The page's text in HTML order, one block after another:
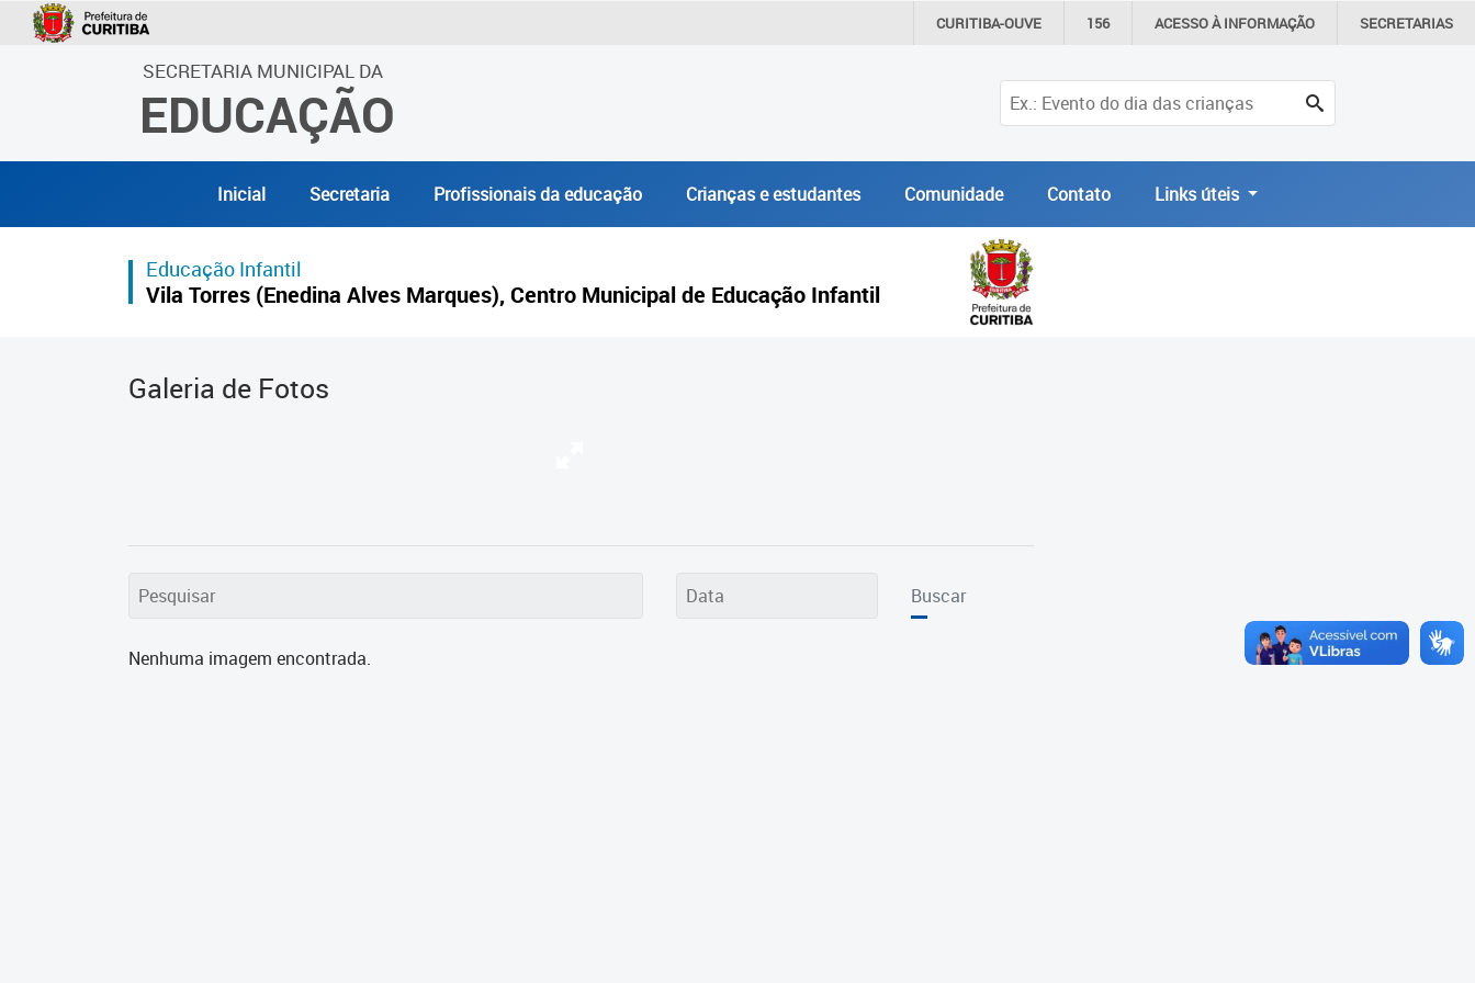
CURITIBA-OUVE 156 ACESSO ÀINFORMAÇÃO SECRETARIAS
SECRETARIA MUNICIPAL DA
EDUCAÇÃO
Inicial Secretaria Profissionais da educação Crianças e estudantes Comunidade Contato Links úteis
Educação Infantil
Vila Torres (Enedina Alves Marques), Centro Municipal de Educação Infantil
Galeria de Fotos
Buscar
Nenhuma imagem encontrada.